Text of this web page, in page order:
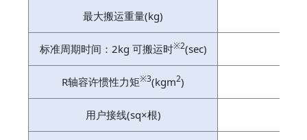
最大搬运重量(kg)
标准周期时间：2kg 可搬运时※2(sec)
R轴容许惯性力矩※3(kgm2)
用户接线(sq×根)